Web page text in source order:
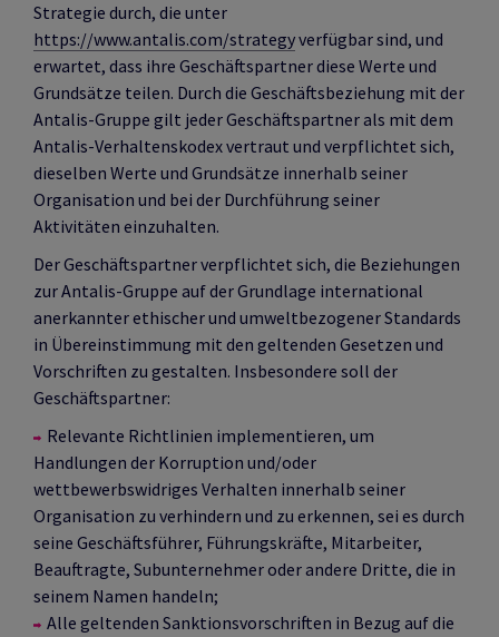
Strategie durch, die unter
https://www.antalis.com/strategyverfügbar sind, und
erwartet, dass ihre Geschäftspartner diese Werte und
Grundsätze teilen. Durch die Geschäftsbeziehung mit der
Antalis-Gruppe gilt jeder Geschäftspartner als mit dem
Antalis-Verhaltenskodex vertraut und verpflichtet sich,
dieselben Werte und Grundsätze innerhalb seiner
Organisation und bei der Durchführung seiner
Aktivitäten einzuhalten.
Der Geschäftspartner verpflichtet sich, die Beziehungen
zur Antalis-Gruppe auf der Grundlage international
anerkannter ethischer und umweltbezogener Standards
in Übereinstimmung mit den geltenden Gesetzen und
Vorschriften zu gestalten. Insbesondere soll der
Geschäftspartner:
Relevante Richtlinien implementieren, um
Handlungen der Korruption und/oder
wettbewerbswidriges Verhalten innerhalb seiner
Organisation zu verhindern und zu erkennen, sei es durch
seine Geschäftsführer, Führungskräfte, Mitarbeiter,
Beauftragte, Subunternehmer oder andere Dritte, die in
seinem Namen handeln;
Alle geltenden Sanktionsvorschriften in Bezug auf die